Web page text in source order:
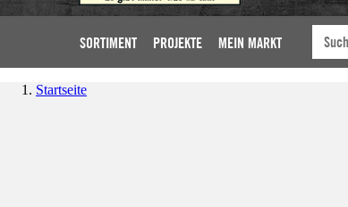
SORTIMENT PROJEKTE MEIN MARKT
Startseite